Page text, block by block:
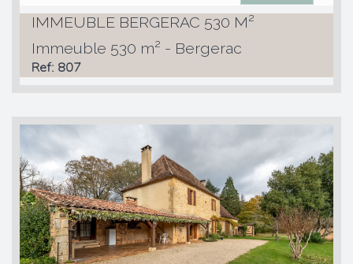
IMMEUBLE BERGERAC 530 M²
Immeuble 530 m² - Bergerac
Ref: 807